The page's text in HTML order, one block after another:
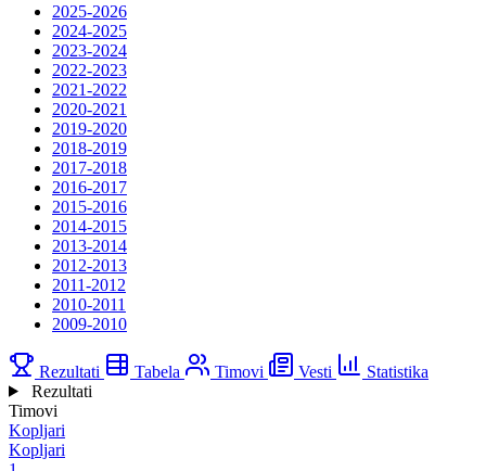
2025-2026
2024-2025
2023-2024
2022-2023
2021-2022
2020-2021
2019-2020
2018-2019
2017-2018
2016-2017
2015-2016
2014-2015
2013-2014
2012-2013
2011-2012
2010-2011
2009-2010
Rezultati Tabela Timovi Vesti
Statistika
Rezultati
Timovi
Kopljari
Kopljari